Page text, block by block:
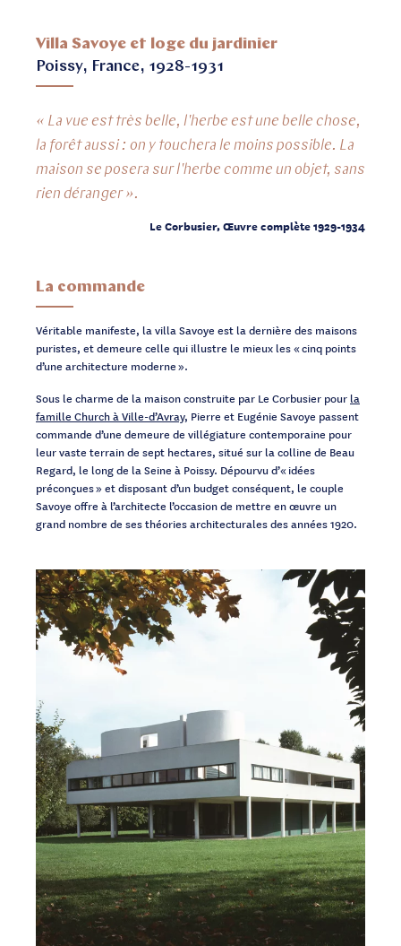
Villa Savoye et loge du jardinier
Poissy, France, 1928-1931
« La vue est très belle, l'herbe est une belle chose,
la forêt aussi : on y touchera le moins possible. La
maison se posera sur l'herbe comme un objet, sans
rien déranger ».
Le Corbusier, Œuvre complète 1929-1934
La commande
Véritable manifeste, la villa Savoye est la dernière des maisons
puristes, et demeure celle qui illustre le mieux les « cinq points
d’une architecture moderne ».
Sous le charme de la maison construite par Le Corbusier pour la
famille Church à Ville-d’Avray, Pierre et Eugénie Savoye passent
commande d’une demeure de villégiature contemporaine pour
leur vaste terrain de sept hectares, situé sur la colline de Beau
Regard, le long de la Seine à Poissy. Dépourvu d’« idées
préconçues » et disposant d’un budget conséquent, le couple
Savoye offre à l’architecte l’occasion de mettre en œuvre un
grand nombre de ses théories architecturales des années 1920.